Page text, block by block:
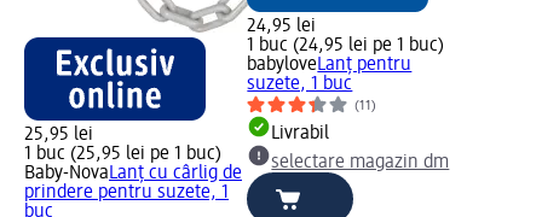
25,95 lei
1 buc (25,95 lei pe 1 buc)
Baby-NovaLanț cu cârlig de
prindere pentru suzete, 1
buc
24,95 lei
1 buc (24,95 lei pe 1 buc)
babyloveLanț pentru
suzete, 1 buc
(11)
Livrabil
selectare magazin dm